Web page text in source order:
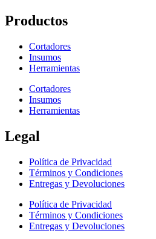
Productos
Cortadores
Insumos
Herramientas
Cortadores
Insumos
Herramientas
Legal
Política de Privacidad
Términos y Condiciones
Entregas y Devoluciones
Política de Privacidad
Términos y Condiciones
Entregas y Devoluciones